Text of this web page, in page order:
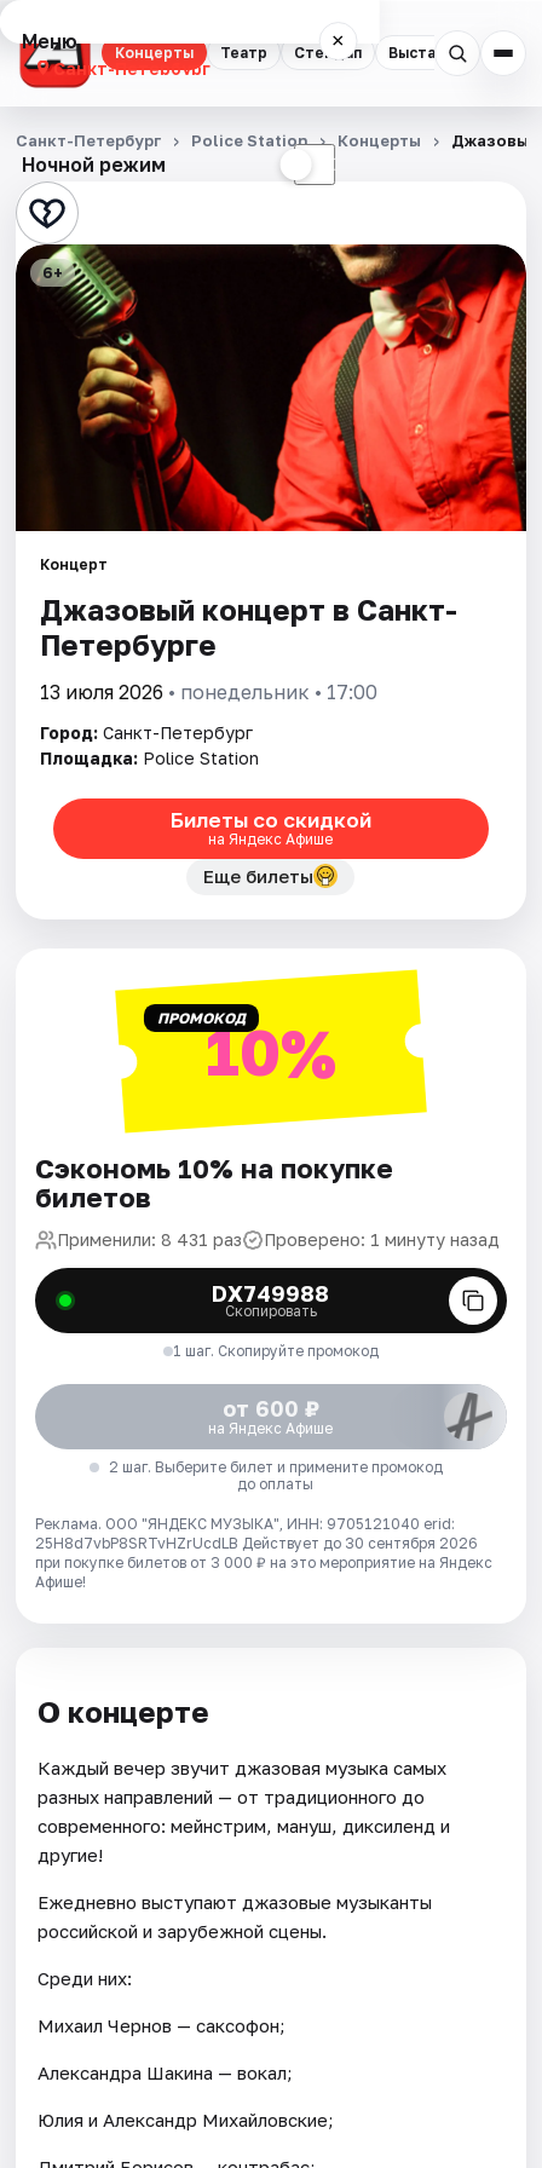
Концерты Театр Стендап Выставки
Меню ×
Санкт-Петербург
Концерты
Театр
Стендап
Выставки
Квесты
Экскурсии
Города
Площадки
Рейтинги
Ночной режим ☾
Санкт-Петербург Police Station Концерты Джазовый
6+
Концерт
Джазовый концерт в Санкт-
Петербурге
13 июля 2026 • понедельник • 17:00
Город: Санкт-Петербург
Площадка: Police Station
Билеты со скидкой
на Яндекс Афише
Еще билеты
ПРОМОКОД10%
Сэкономь 10% на покупке
билетов
Применили: 8 431 раз Проверено: 1 минуту назад
DX749988
Скопировать
1 шаг. Скопируйте промокод
от 600 ₽
на Яндекс Афише
2 шаг. Выберите билет и примените промокод
до оплаты
Реклама. ООО "ЯНДЕКС МУЗЫКА", ИНН: 9705121040 erid:
25H8d7vbP8SRTvHZrUcdLB Действует до 30 сентября 2026
при покупке билетов от 3 000 ₽ на это мероприятие на Яндекс
Афише!
О концерте
Каждый вечер звучит джазовая музыка самых
разных направлений — от традиционного до
современного: мейнстрим, мануш, диксиленд и
другие!
Ежедневно выступают джазовые музыканты
российской и зарубежной сцены.
Среди них:
Михаил Чернов — саксофон;
Александра Шакина — вокал;
Юлия и Александр Михайловские;